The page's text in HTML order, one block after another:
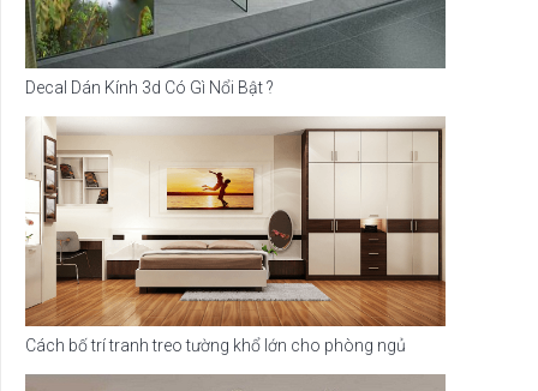
Decal Dán Kính 3d Có Gì Nổi Bật ?
Cách bố trí tranh treo tường khổ lớn cho phòng ngủ